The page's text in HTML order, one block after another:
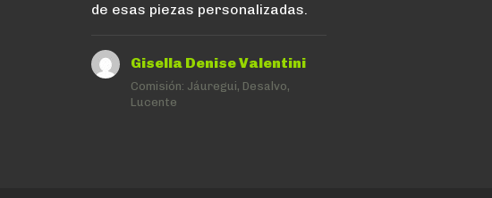
de esas piezas personalizadas.
Gisella Denise Valentini
Comisión: Jáuregui, Desalvo,
Lucente